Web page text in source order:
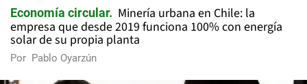
Economía circular
Minería urbana en Chile: la
empresa que desde 2019 funciona 100% con energía
solar de su propia planta
Por Pablo Oyarzún